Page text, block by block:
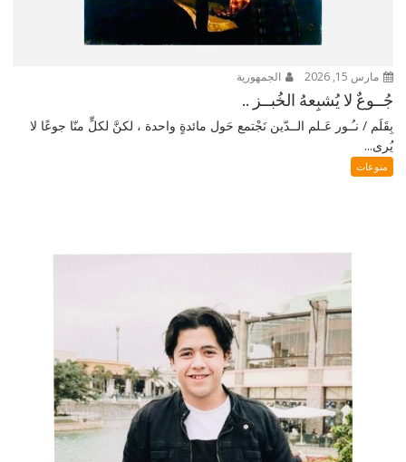
مارس 15, 2026 الجمهورية
جُــوعٌ لا يُشبِعهُ الخُبــز ..
بِقَلَم / نـُـور عَـلم الــدّين نَجْتمع حَول مائدةٍ واحدة ، لكنَّ لكلٍّ منّا جوعًا لا
يُرى...
منوعات